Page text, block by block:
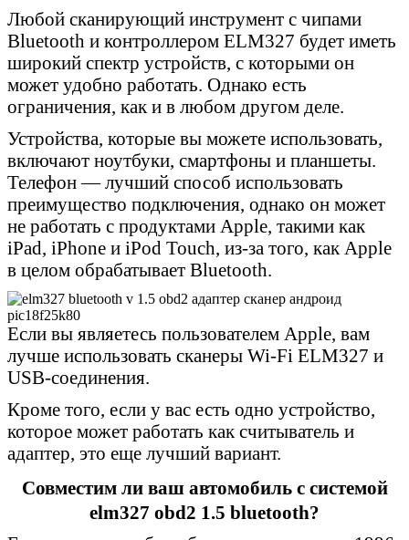
Любой сканирующий инструмент с чипами
Bluetooth и контроллером ELM327 будет иметь
широкий спектр устройств, с которыми он
может удобно работать. Однако есть
ограничения, как и в любом другом деле.
Устройства, которые вы можете использовать,
включают ноутбуки, смартфоны и планшеты.
Телефон — лучший способ использовать
преимущество подключения, однако он может
не работать с продуктами Apple, такими как
iPad, iPhone и iPod Touch, из-за того, как Apple
в целом обрабатывает Bluetooth.
Если вы являетесь пользователем Apple, вам
лучше использовать сканеры Wi-Fi ELM327 и
USB-соединения.
Кроме того, если у вас есть одно устройство,
которое может работать как считыватель и
адаптер, это еще лучший вариант.
Совместим ли ваш автомобиль с системой
elm327 obd2 1.5 bluetooth?